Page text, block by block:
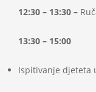
12:30 – 13:30 –
13:30 – 15:00
Ispitivanje djeteta